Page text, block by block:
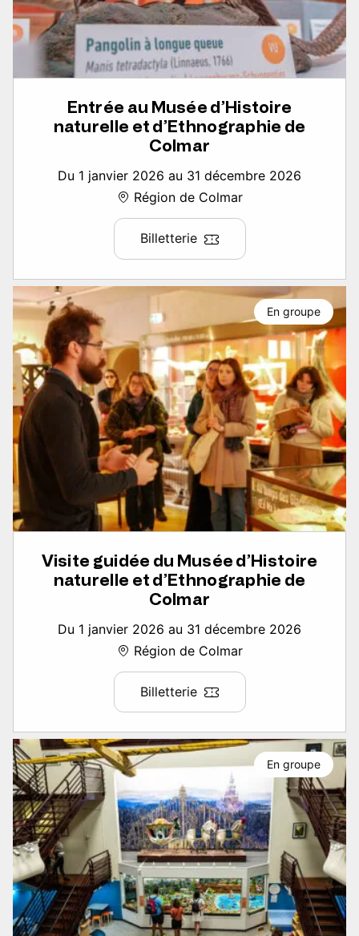
Entrée au Musée d’Histoire
naturelle et d’Ethnographie de
Colmar
Du 1 janvier 2026 au 31 décembre 2026
Région de Colmar
Billetterie
Visite guidée du Musée d’Histoire
naturelle et d’Ethnographie de
Colmar
Du 1 janvier 2026 au 31 décembre 2026
Région de Colmar
Billetterie
En groupe
En groupe